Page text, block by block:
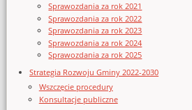
Sprawozdania za rok 2021
Sprawozdania za rok 2022
Sprawozdania za rok 2023
Sprawozdania za rok 2024
Sprawozdania za rok 2025
Strategia Rozwoju Gminy 2022-2030
Wszczęcie procedury
Konsultacje publiczne